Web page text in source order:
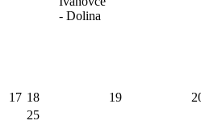
- Dolina
17 18 19
25